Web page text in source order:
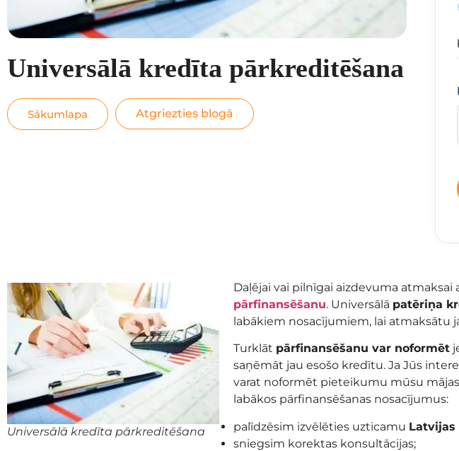
Universālā kredīta pārkreditēšana
Sākumlapa Atgriezties blogā
Universālā kredīta pārkreditēšana
Daļējai vai pilnīgai aizdevuma
pārfinansēšanu. Universālā patēriņa
labākiem nosacījumiem, lai atmaksātu
Turklāt pārfinansēšanu var noformēt
saņēmāt jau esošo kredītu. Ja Jūs
varat noformēt pieteikumu mūsu
labākos pārfinansēšanas nosacījumus:
palīdzēsim izvēlēties uzticamu
sniegsim korektas konsultācijas;